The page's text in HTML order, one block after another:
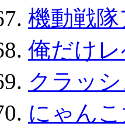
機動戦
俺だけ
クラッ
にゃん